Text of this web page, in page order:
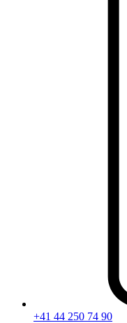
+41 44 250 74 90